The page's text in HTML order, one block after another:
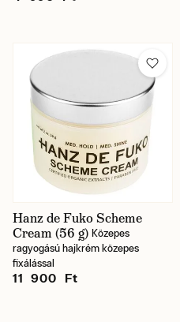
Hanz de Fuko Scheme
Cream (56 g) Közepes
ragyogású hajkrém közepes
fixálással
11 900 Ft